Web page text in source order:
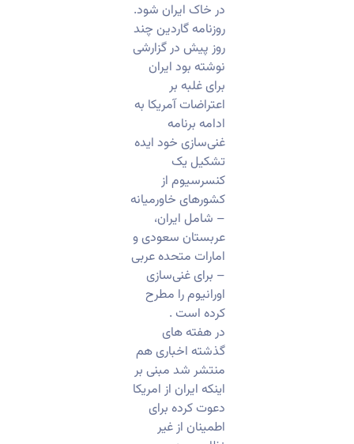
در خاک ایران شود.
روزنامه گاردین چند
روز پیش در گزارشی
نوشته بود ایران
برای غلبه بر
اعتراضات آمریکا به
ادامه برنامه
غنی‌سازی خود ایده
تشکیل یک
کنسرسیوم از
کشور‌های خاورمیانه
– شامل ایران،
عربستان سعودی و
امارات متحده عربی
– برای غنی‌سازی
اورانیوم را مطرح
کرده است .
در هفته های
گذشته اخباری هم
منتشر شد مبنی بر
اینکه ایران از امریکا
دعوت کرده برای
اطمینان از غیر